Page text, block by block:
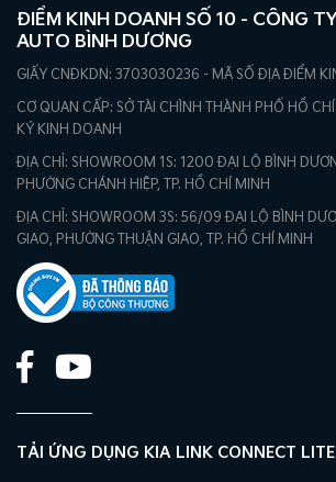
ĐIỂM KINH DOANH SỐ 10 - CÔNG
AUTO BÌNH DƯƠNG
GIẤY CNĐKDN: 3703030236 - MÃ SỐ ĐỊA ĐIỂM
CƠ QUAN CẤP: SỞ TÀI CHÌNH THÀNH PHỐ HỒ
KÝ KINH DOANH
ĐỊA CHỈ: SHOWROOM 1S: 1200 ĐẠI LỘ BÌNH
PHƯỜNG CHÁNH HIỆP, TP. HỒ CHÍ MINH
ĐỊA CHỈ: SHOWROOM 3S: 56/09 ĐẠI LỘ BÌNH
GIAO, PHƯỜNG THUẬN GIAO, TP. HỒ CHÍ MINH
TẢI ỨNG DỤNG KIA LINK CONNECT LITE